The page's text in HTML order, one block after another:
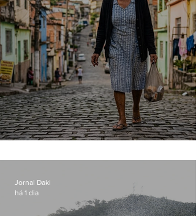
Jornal Daki
há 1 dia